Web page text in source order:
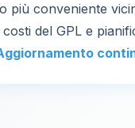
più conveniente
del GPL e